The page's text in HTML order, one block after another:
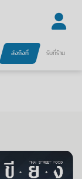
ส่งถึงที่ รับที่ร้าน